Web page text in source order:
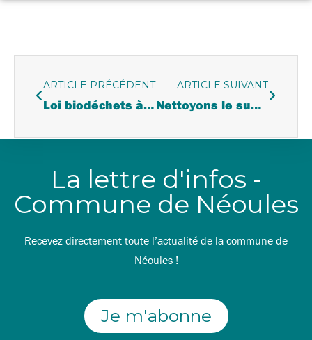
ARTICLE PRÉCÉDENT
Loi biodéchets à compter du 1er janvier 2024
ARTICLE SUIVANT
Nettoyons le sud ! Nettoyons Néoules et ses environs !
La lettre d'infos -
Commune de Néoules
Recevez directement toute l’actualité de la commune de
Néoules !
Je m'abonne